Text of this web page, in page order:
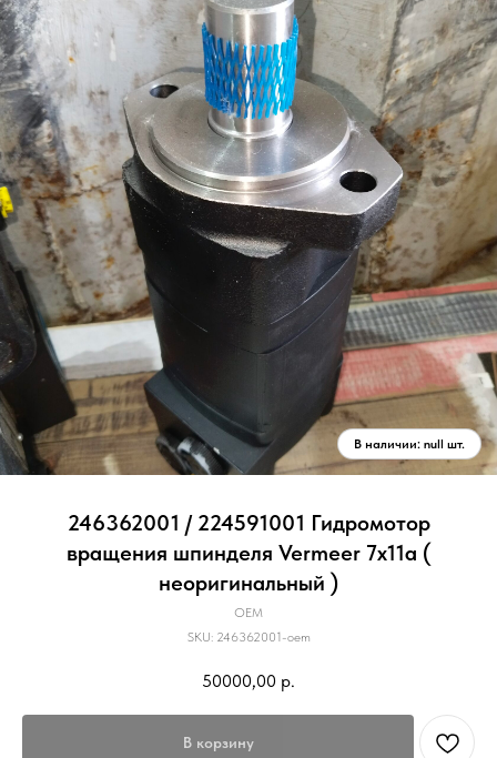
246362001 / 224591001 Гидромотор
вращения шпинделя Vermeer 7х11а (
неоригинальный )
OEM
SKU: 246362001-oem
50000,00 р.
В корзину